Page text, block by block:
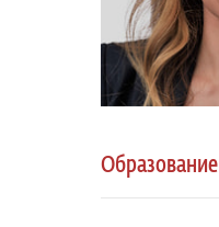
Образование